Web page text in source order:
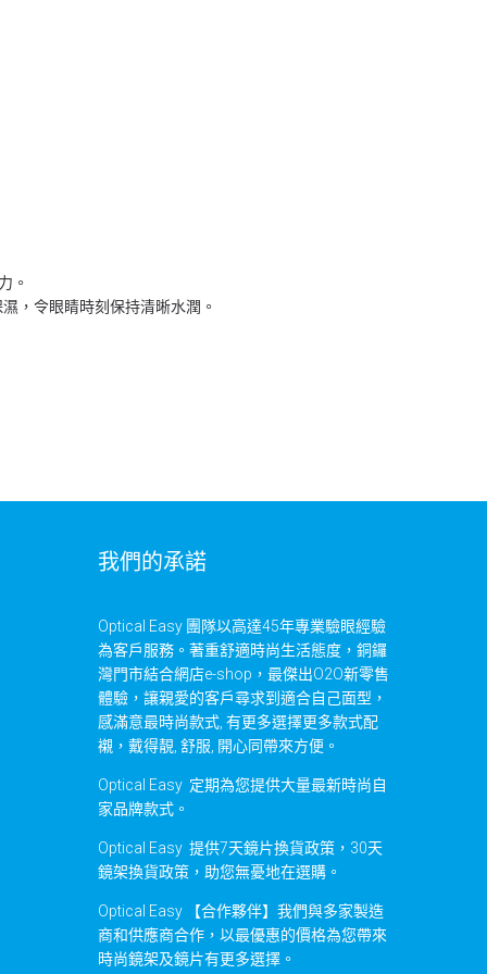
。
，令眼睛時刻保持清晰水潤。
我們的承諾
Optical Easy 團隊以高達45年專業驗眼經驗
為客戶服務。著重舒適時尚生活態度，銅鑼
灣門市結合網店e-shop，最傑出O2O新零售
體驗，讓親愛的客戶尋求到適合自己面型，
感滿意最時尚款式, 有更多選擇更多款式配
襯，戴得靚, 舒服, 開心同帶來方便。
Optical Easy 定期為您提供大量最新時尚自
家品牌款式。
Optical Easy 提供7天鏡片換貨政策，30天
鏡架換貨政策，助您無憂地在選購。
Optical Easy 【合作夥伴】我們與多家製造
商和供應商合作，以最優惠的價格為您帶來
時尚鏡架及鏡片有更多選擇。